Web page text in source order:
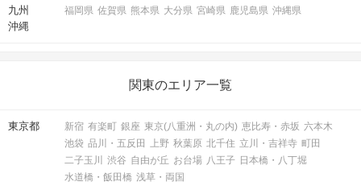
新宿駅／西口から徒歩3分
〒160-0023
東京都新宿区西新宿1-13-12 西新宿昭
和ビル11階
九州
沖縄
福岡県 佐賀県 熊本県 大分県 宮崎県 鹿児島県 沖縄県
関東のエリア一覧
東京都 新宿 有楽町 銀座 東京(八重洲・丸の内) 恵比寿・赤坂 六本木
池袋 品川・五反田 上野 秋葉原 北千住 立川・吉祥寺 町田
二子玉川
渋谷 自由が丘 お台場 八王子 日本橋・八丁堀
水道橋・飯田橋 浅草・両国